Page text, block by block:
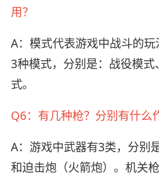
用？
A：模式代表游戏中战斗的
3种模式，分别是：战役模
式。
Q6：有几种枪？分别有什么
A：游戏中武器有3类，分别
和迫击炮（火箭炮）。机关